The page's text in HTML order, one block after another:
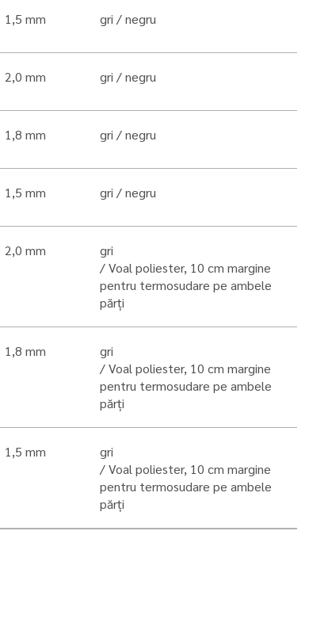
1,5 mm gri negru
2,0 mm gri negru
1,8 mm gri negru
1,5 mm gri negru
2,0 mm
gri
Voal poliester, 10 cm margine
pentru termosudare pe ambele
părți
1,8 mm
gri
Voal poliester, 10 cm margine
pentru termosudare pe ambele
părți
1,5 mm
gri
Voal poliester, 10 cm margine
pentru termosudare pe ambele
părți